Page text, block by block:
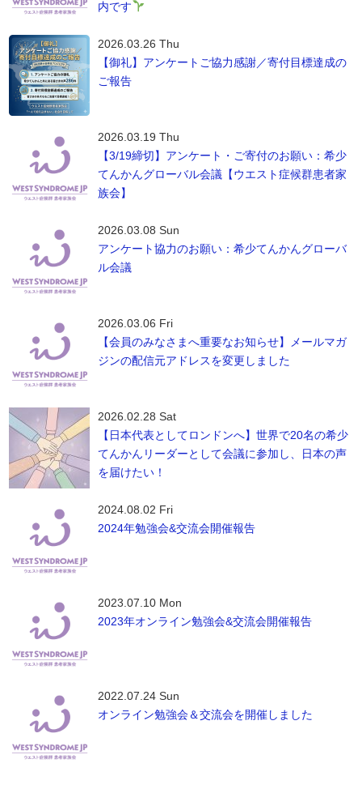
内です
2026.03.26 Thu
【御礼】アンケートご協力感謝／寄付目標達成の
ご報告
2026.03.19 Thu
【3/19締切】アンケート・ご寄付のお願い：希少
てんかんグローバル会議【ウエスト症候群患者家
族会】
2026.03.08 Sun
アンケート協力のお願い：希少てんかんグローバ
ル会議
2026.03.06 Fri
【会員のみなさまへ重要なお知らせ】メールマガ
ジンの配信元アドレスを変更しました
2026.02.28 Sat
【日本代表としてロンドンへ】世界で20名の希少
てんかんリーダーとして会議に参加し、日本の声
を届けたい！
2024.08.02 Fri
2024年勉強会&交流会開催報告
2023.07.10 Mon
2023年オンライン勉強会&交流会開催報告
2022.07.24 Sun
オンライン勉強会＆交流会を開催しました